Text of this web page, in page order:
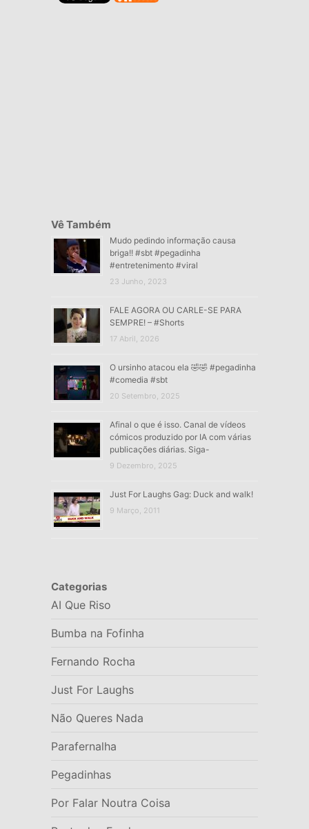
Vê Também
Mudo pedindo informação causa
briga!! #sbt #pegadinha
#entretenimento #viral
23 Junho, 2023
FALE AGORA OU CARLE-SE PARA
SEMPRE! – #Shorts
17 Abril, 2026
O ursinho atacou ela 🤣🤣 #pegadinha
#comedia #sbt
20 Setembro, 2025
Afinal o que é isso. Canal de vídeos
cómicos produzido por IA com várias
publicações diárias. Siga-
9 Dezembro, 2025
Just For Laughs Gag: Duck and walk!
9 Março, 2011
Categorias
AI Que Riso
Bumba na Fofinha
Fernando Rocha
Just For Laughs
Não Queres Nada
Parafernalha
Pegadinhas
Por Falar Noutra Coisa